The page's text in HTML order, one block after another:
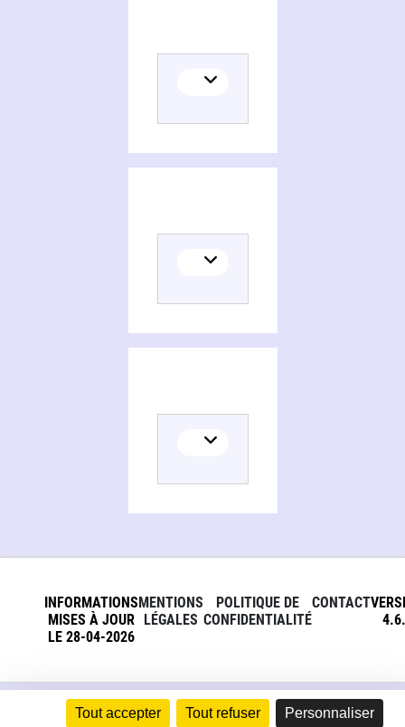
Tout accepter Tout refuser Personnaliser
INFORMATIONS
MISES À JOUR
LE 28-04-2026
MENTIONS
LÉGALES
POLITIQUE DE
CONFIDENTIALITÉ
CONTACT